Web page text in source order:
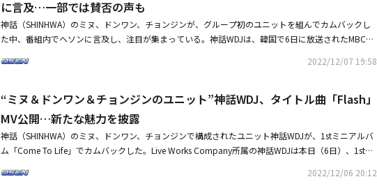
ァンと会うための準備に励んでいる。神話WDJの1stミニアルバム「Come To Life」の後続曲で神話
のデビュー25周年を記念する新曲「BamBiNun」は本日正午、各音楽配信サイトを通じて発売され
た。
結成される前、2019年に開催された21周年記念コンサートの開催後、ファンの間では「果たして今
後、コンサートを開催できるのだろうか」という疑問の声まで上がっていた。そして3年という時間
が経ち、2022年「これ以上ぐずぐずしていたら、ファンたちがすごく疲れると思ったし、今すぐで
きる人同士で集まろうと思った」という言葉と共に、初めてユニットを披露した神話WDJは年末、つ
なステージを披露し、相次いで「君の結婚式」「Rumble」のパフォーマンスを披露して、ファンと
コミュニケーションした。久しぶりにファンと再会した神話WDJは、公演を通してファンたちと触れ
合うために努力し、ステージはもちろん、客席と近いサブステージを行き来しながら、できるだけ近
い場所で音楽的にコミュニケーションしようとした。また、メンバーたちはタイムマシンに乗って戻
をアピールした。ミヌの「Just One Night」「Taxi」「男を信じないで」「The M style」、チョンジ
に言及…一部では賛否の声も
神話（SHINHWA）のミヌ、ドンワン、チョンジンが、グループ初のユニットを組んでカムバックし
た中、番組内でヘソンに言及し、注目が集まっている。神話WDJは、韓国で6日に放送されたMBCラ
中で最も長寿そうなメンバーは？」という質問に、ドンワンはヘソンと答えた。彼は「長生きしてほ
れ自粛中ということもあり、番組で言及したことに一部から賛否の声が上がっている。神話WDJは今
月6日、1stミニアルバム「Come To Life」をリリース。タイトル曲「Flash」の振り付けには、韓国
トップの振付師で、最近Mnet「STREET MAN FIGHTER」に出演した1MILLION所属のチェ・ヨンジュ
ンが参加し、華やかなパフォーマンスを演出した。また、同曲はメロディカルなレトロポップベース
に、ミヌと共に多数の神話のアルバムに参加した作曲家のBrian Kimが作詞に参加。タイトルの「Fla
sh」からも分かるように、ひらめく閃光に出くわしたように、強烈に惹かれて恋に落ちた相手に対す
2022/12/07 19:58
“ミヌ＆ドンワン＆チョンジンのユニット”神話WDJ、タイトル曲「Flash」
MV公開…新たな魅力を披露
神話（SHINHWA）のミヌ、ドンワン、チョンジンで構成されたユニット神話WDJが、1stミニアルバ
ム「Come To Life」でカムバックした。Live Works Company所属の神話WDJは本日（6日）、1stミ
帰還を知らせ、グローバルK-POPファンを魅了した。神話WDJの1stミニアルバム「Come To Life」
2022/12/06 20:12